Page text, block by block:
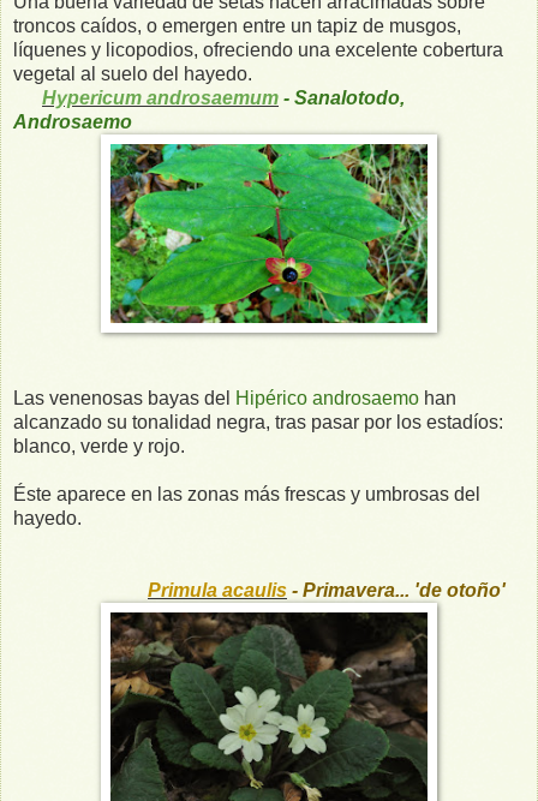
troncos caídos, o emergen entre un tapiz de musgos,
líquenes y licopodios, ofreciendo una excelente cobertura
vegetal al suelo del hayedo.
Hypericum androsaemum - Sanalotodo,
Androsaemo
Las venenosas bayas del Hipérico androsaemo han
alcanzado su tonalidad negra, tras pasar por los estadíos:
blanco, verde y rojo.
Éste aparece en las zonas más frescas y umbrosas del
hayedo.
Primula acaulis - Primavera... 'de otoño'